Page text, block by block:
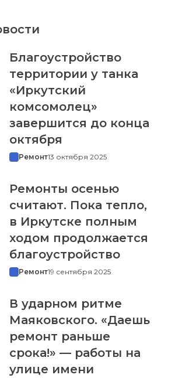
Благоустройство
территории у танка
«Иркутский
комсомолец»
завершится до конца
октября
Ремонт13 октября 2025
Ремонты осенью
считают. Пока тепло,
в Иркутске полным
ходом продолжается
благоустройство
Ремонт19 сентября 2025
В ударном ритме
Маяковского. «Даешь
ремонт раньше
срока!» — работы на
улице имени